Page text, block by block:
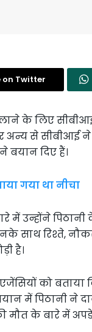
on Twitter
के लिए सीबीआई
और अन्य से
बयान दिए हैं।
गया था नीचा
पिठानी के
साथ रिश्ते,
है।
को बताया
में पिठानी ने
मौत के बारे में